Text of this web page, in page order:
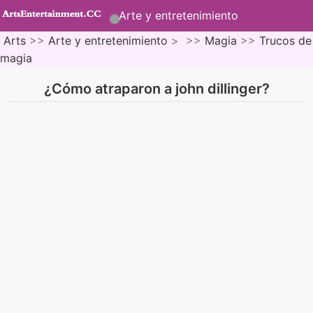
Arte y entretenimiento
Arts >> Arte y entretenimiento > >> Magia >> Trucos de
magia
¿Cómo atraparon a john dillinger?